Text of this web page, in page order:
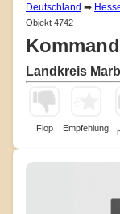
Deutschland ➡
Objekt 4742
Landkreis
Flop Empfehlung